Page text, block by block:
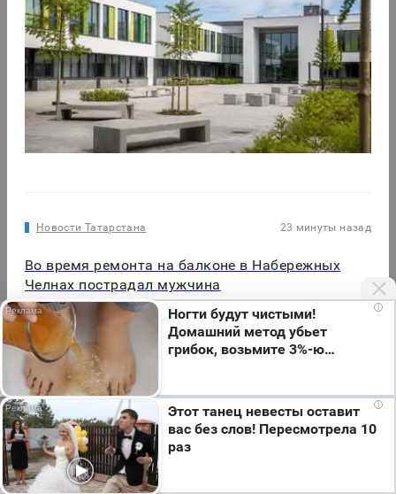
Новости Татарстана 23 минуты назад
Во время ремонта на балконе в Набережных
Челнах пострадал мужчина
Полезная Казань
Романтика в Казани: рестораны, прогулки и
впечатления для двоих
Мы используем cookie. Во время посещения сайта
вы соглашаетесь с тем, что мы обрабатываем
ваши персональные данные с использованием
метрик Яндекс Метрика, top.mail.ru, LiveInternet.
Я согласен
i
Ногти будут чистыми!
Домашний метод убьет
грибок, возьмите 3%-ю…
i
Этот танец невесты оставит
вас без слов! Пересмотрела 10
раз